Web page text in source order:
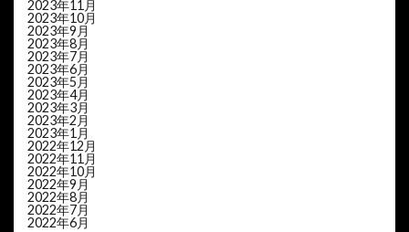
2023年11月
2023年10月
2023年9月
2023年8月
2023年7月
2023年6月
2023年5月
2023年4月
2023年3月
2023年2月
2023年1月
2022年12月
2022年11月
2022年10月
2022年9月
2022年8月
2022年7月
2022年6月